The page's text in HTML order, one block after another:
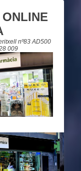
nº83 AD500
009